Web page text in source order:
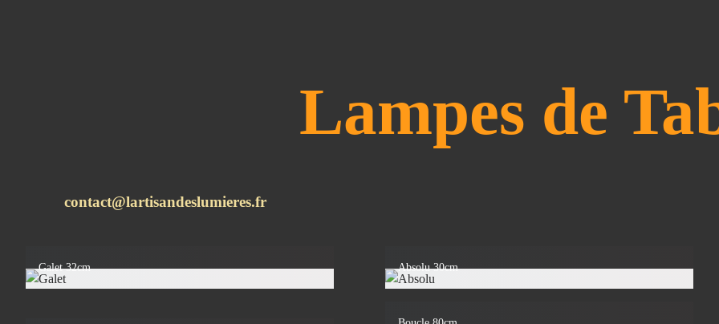
Lampes de
contact@lartisandeslumieres.fr
Galet 32cm Absolu 30cm